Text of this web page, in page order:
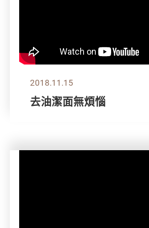
2018.11.15
去油潔面無煩惱